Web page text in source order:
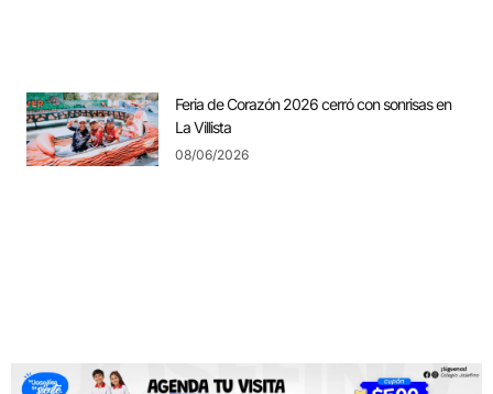
Feria de Corazón 2026 cerró con sonrisas en
La Villista
08/06/2026